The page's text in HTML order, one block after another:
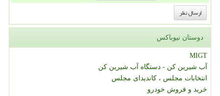
دوستان نیوباکس
MIGT
آب شیرین کن - دستگاه آب شیرین کن
انتخابات مجلس ، کاندیدای مجلس
خرید و فروش خودرو